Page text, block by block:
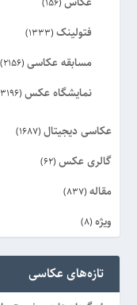
فتولینک (1333)
مسابقه عکاسی (2156)
نمایشگاه عکس (3196)
عکاسی دیجیتال (1687)
گالری عکس (62)
مقاله (837)
ویژه (8)
تازه‌های عکاسی